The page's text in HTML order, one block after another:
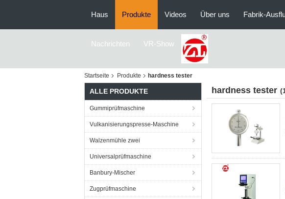
Haus Produkte Videos Über uns Fabrik-
Nachrichten VR-Show
Startseite Produkte hardness tester
ALLE PRODUKTE
Gummiprüfmaschine
Vulkanisierungspresse-Maschine
Walzenmühle zwei
Universalprüfmaschine
Banbury-Mischer
Zugprüfmaschine
hardness tester